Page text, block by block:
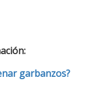
garbanzos?